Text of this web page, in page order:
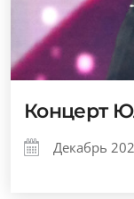
Концерт
Декабрь